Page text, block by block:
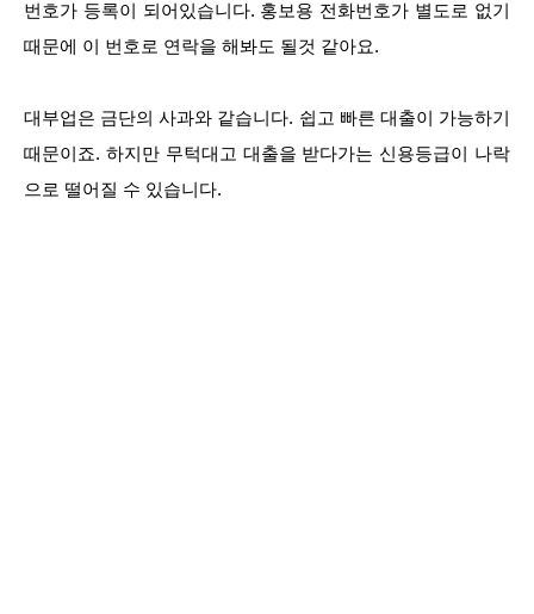
번호가 등록이 되어있습니다. 홍보용 전화번호가 별도로 없기
때문에 이 번호로 연락을 해봐도 될것 같아요.
대부업은 금단의 사과와 같습니다. 쉽고 빠른 대출이 가능하기
때문이죠. 하지만 무턱대고 대출을 받다가는 신용등급이 나락
으로 떨어질 수 있습니다.